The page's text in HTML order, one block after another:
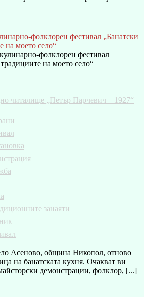
фолклорен фестивал „Банатски
на моето село“
читалище „Петър Парчевич – 1927“
занаяти
Асеново, община Никопол, отново
на банатската кухня. Очакват ви
демонстрации, фолклор, [...]